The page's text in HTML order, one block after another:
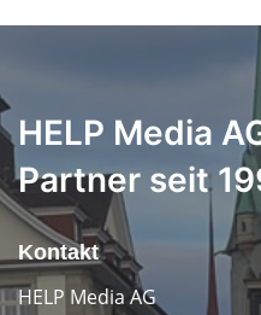
HELP Media
Partner seit
Kontakt
HELP Media AG